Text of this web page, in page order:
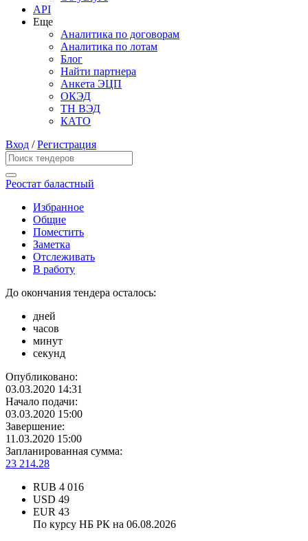
API
Еще
Аналитика по договорам
Аналитика по лотам
Блог
Найти партнера
Анкета ЭЦП
ОКЭД
ТН ВЭД
КАТО
Вход /Регистрация
Реостат баластный
Избранное
Общие
Поместить
Заметка
Отслеживать
В работу
До окончания тендера осталось:
дней
часов
минут
секунд
Опубликовано:
03.03.2020 14:31
Начало подачи:
03.03.2020 15:00
Завершение:
11.03.2020 15:00
Запланированная сумма:
23 214.28
RUB 4 016
USD 49
EUR 43
По курсу НБ РК на 06.08.2026